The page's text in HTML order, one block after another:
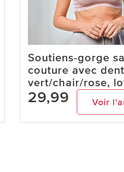
Soutiens-gorge
couture avec
vert/chair/rose,
29,99 Voir